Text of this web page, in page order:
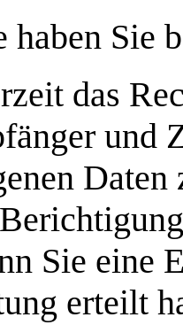
haben Sie
das
und
Sie eine
erteilt